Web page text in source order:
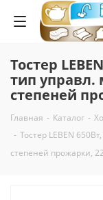
Тостер
тип управл.
степеней
Главная - Каталог -
- Тостер LEBEN
степеней прожарки,